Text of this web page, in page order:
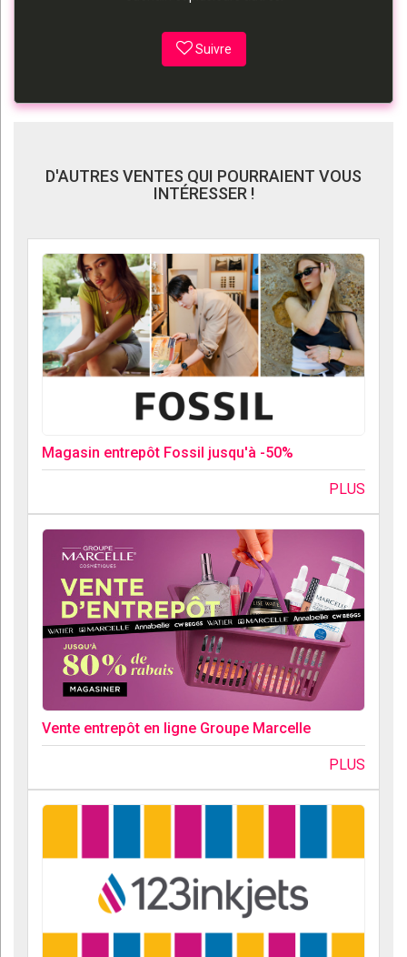
Suivre
D'AUTRES VENTES QUI POURRAIENT VOUS
INTÉRESSER !
Magasin entrepôt Fossil jusqu'à -50%
PLUS
Vente entrepôt en ligne Groupe Marcelle
PLUS